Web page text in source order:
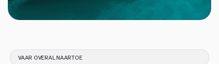
VAAR OVERAL NAARTOE